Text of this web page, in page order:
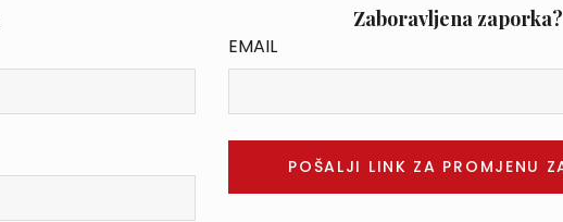
Zaboravljena zaporka?
EMAIL